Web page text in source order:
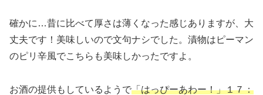
確かに…昔に比べて厚さは薄くなった感じありますが、大
丈夫です！美味しいので文句ナシでした。漬物はピーマン
のピリ辛風でこちらも美味しかったですよ。
お酒の提供もしているようで「はっぴーあわー！」１７：